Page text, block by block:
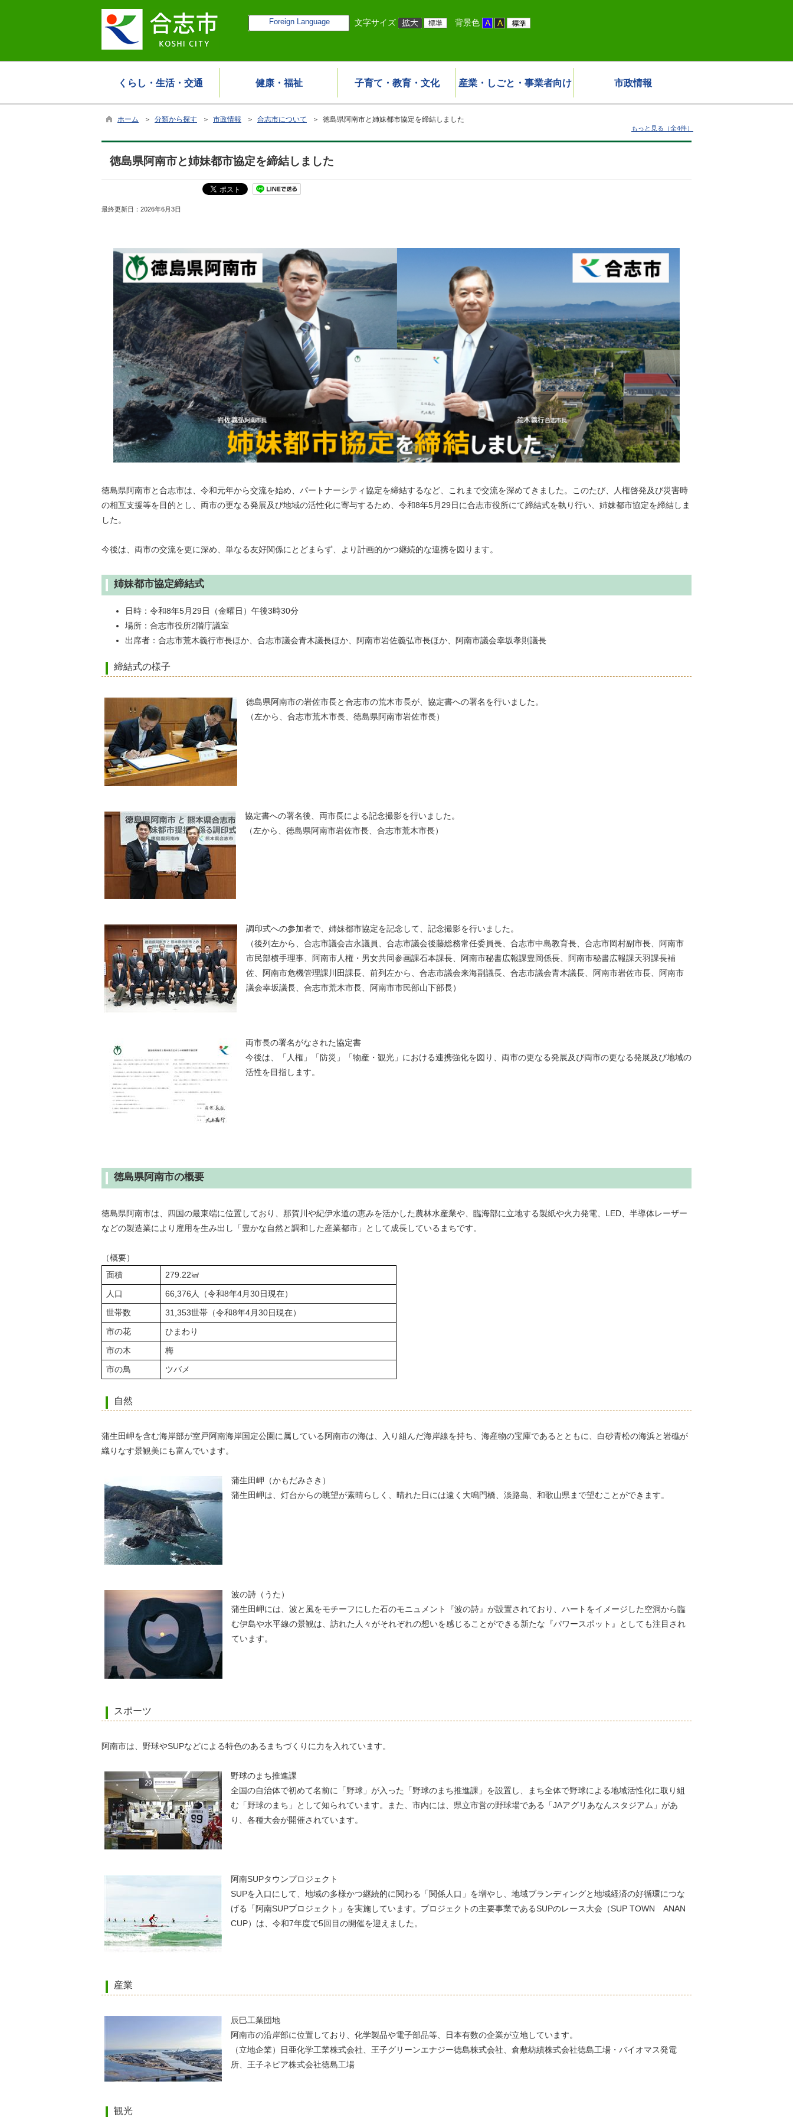
Foreign Language 文字サイズ 背景色
くらし・生活・交通 健康・福祉 子育て・教育・文化 産業・しごと・事業者向け 市政情報
ホーム ＞ 分類から探す ＞ 市政情報 ＞ 合志市について ＞ 徳島県阿南市と姉妹都市協定を締結しました
もっと見る（全4件）
徳島県阿南市と姉妹都市協定を締結しました
最終更新日： 2026年6月3日
徳島県阿南市と合志市は、令和元年から交流を始め、パートナーシティ協定を締結するなど、これまで交流を深めてきました。このたび、人権啓発及び災害時
の相互支援等を目的とし、両市の更なる発展及び地域の活性化に寄与するため、令和8年5月29日に合志市役所にて締結式を執り行い、姉妹都市協定を締結しま
した。
今後は、両市の交流を更に深め、単なる友好関係にとどまらず、より計画的かつ継続的な連携を図ります。
姉妹都市協定締結式
日時：令和8年5月29日（金曜日）午後3時30分
場所：合志市役所2階庁議室
出席者：合志市荒木義行市長ほか、合志市議会青木議長ほか、阿南市岩佐義弘市長ほか、阿南市議会幸坂孝則議長
締結式の様子
徳島県阿南市の岩佐市長と合志市の荒木市長が、協定書への署名を行いました。
（左から、合志市荒木市長、徳島県阿南市岩佐市長）
協定書への署名後、両市長による記念撮影を行いました。
（左から、徳島県阿南市岩佐市長、合志市荒木市長）
調印式への参加者で、姉妹都市協定を記念して、記念撮影を行いました。
（後列左から、合志市議会吉永議員、合志市議会後藤総務常任委員長、合志市中島教育長、合志市岡村副市長、阿南市
市民部横手理事、阿南市人権・男女共同参画課石本課長、阿南市秘書広報課豊岡係長、阿南市秘書広報課天羽課長補
佐、阿南市危機管理課川田課長、前列左から、合志市議会来海副議長、合志市議会青木議長、阿南市岩佐市長、阿南市
議会幸坂議長、合志市荒木市長、阿南市市民部山下部長）
両市長の署名がなされた協定書
今後は、「人権」「防災」「物産・観光」における連携強化を図り、両市の更なる発展及び両市の更なる発展及び地域の
活性を目指します。
徳島県阿南市の概要
徳島県阿南市は、四国の最東端に位置しており、那賀川や紀伊水道の恵みを活かした農林水産業や、臨海部に立地する製紙や火力発電、LED、半導体レーザー
などの製造業により雇用を生み出し「豊かな自然と調和した産業都市」として成長しているまちです。
（概要）
面積
279.22㎢
人口
66,376人（令和8年4月30日現在）
世帯数
31,353世帯（令和8年4月30日現在）
市の花
ひまわり
市の木
梅
市の鳥
ツバメ
自然
蒲生田岬を含む海岸部が室戸阿南海岸国定公園に属している阿南市の海は、入り組んだ海岸線を持ち、海産物の宝庫であるとともに、白砂青松の海浜と岩礁が
織りなす景観美にも富んでいます。
蒲生田岬（かもだみさき）
蒲生田岬は、灯台からの眺望が素晴らしく、晴れた日には遠く大鳴門橋、淡路島、和歌山県まで望むことができます。
波の詩（うた）
蒲生田岬には、波と風をモチーフにした石のモニュメント『波の詩』が設置されており、ハートをイメージした空洞から臨
む伊島や水平線の景観は、訪れた人々がそれぞれの想いを感じることができる新たな『パワースポット』としても注目され
ています。
スポーツ
阿南市は、野球やSUPなどによる特色のあるまちづくりに力を入れています。
野球のまち推進課
全国の自治体で初めて名前に「野球」が入った「野球のまち推進課」を設置し、まち全体で野球による地域活性化に取り組
む「野球のまち」として知られています。また、市内には、県立市営の野球場である「JAアグリあなんスタジアム」があ
り、各種大会が開催されています。
阿南SUPタウンプロジェクト
SUPを入口にして、地域の多様かつ継続的に関わる「関係人口」を増やし、地域ブランディングと地域経済の好循環につな
げる「阿南SUPプロジェクト」を実施しています。プロジェクトの主要事業であるSUPのレース大会（SUP TOWN ANAN
CUP）は、令和7年度で5回目の開催を迎えました。
産業
辰巳工業団地
阿南市の沿岸部に位置しており、化学製品や電子部品等、日本有数の企業が立地しています。
（立地企業）日亜化学工業株式会社、王子グリーンエナジー徳島株式会社、倉敷紡績株式会社徳島工場・バイオマス発電
所、王子ネピア株式会社徳島工場
観光